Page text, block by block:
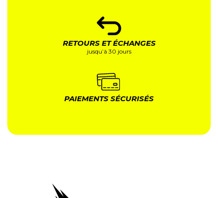
RETOURS ET ÉCHANGES
jusqu’à 30 jours
PAIEMENTS SÉCURISÉS